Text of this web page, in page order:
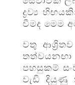
ද්‍රව්‍ය
වීමද මෙම
වතු
පහසුකම්
වැඩි